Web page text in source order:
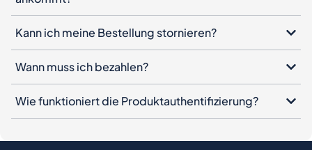
Kann ich meine Bestellung stornieren?
Wann muss ich bezahlen?
Wie funktioniert die Produktauthentifizierung?